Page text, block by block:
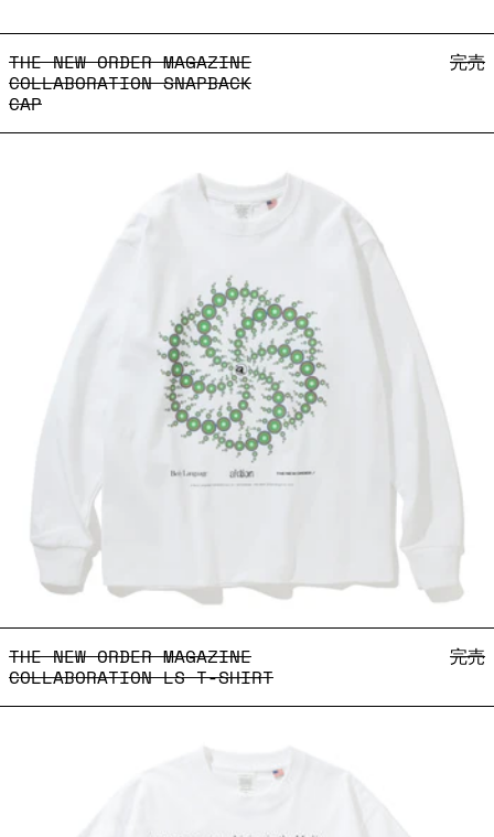
THE NEW ORDER
THE NEW ORDER MAGAZINE
COLLABORATION SNAPBACK
CAP
完売
THE NEW ORDER
THE NEW ORDER
THE NEW ORDER MAGAZINE
COLLABORATION LS T-SHIRT
完売
Living in the Media